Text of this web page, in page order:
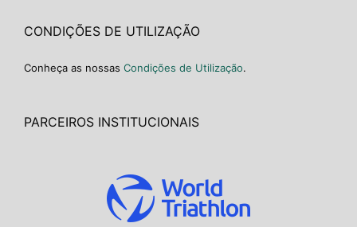
CONDIÇÕES DE UTILIZAÇÃO
Conheça as nossas Condições de Utilização.
PARCEIROS INSTITUCIONAIS